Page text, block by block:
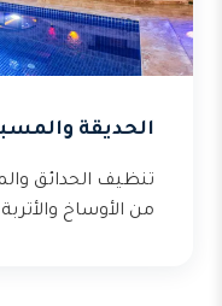
الحديقة
تنظيف الحدائق
من الأوساخ والأتربة